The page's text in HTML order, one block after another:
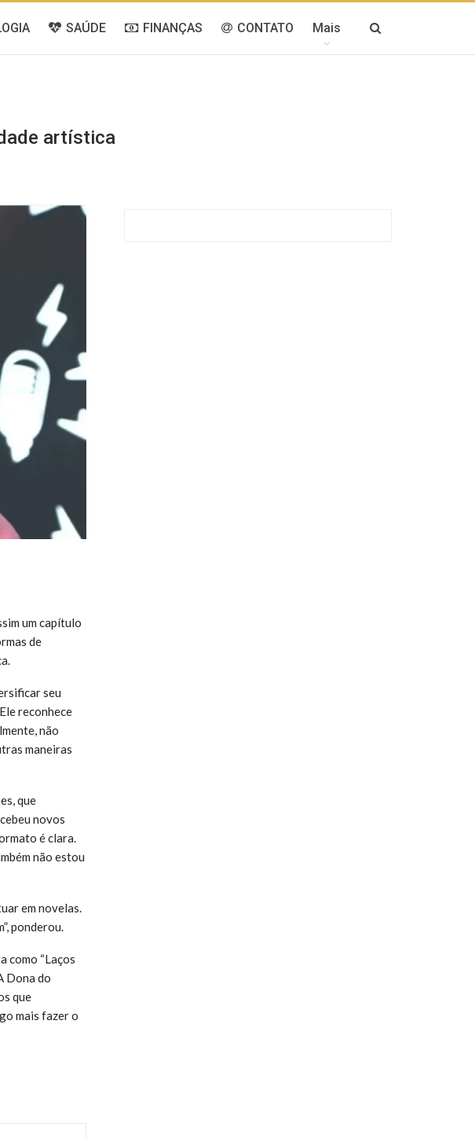
SAÚDE FINANÇAS CONTATO Mais
artística
um capítulo
de
seu
reconhece
não
maneiras
que
novos
é clara.
não estou
em novelas.
ponderou.
como “Laços
Dona do
que
mais fazer o